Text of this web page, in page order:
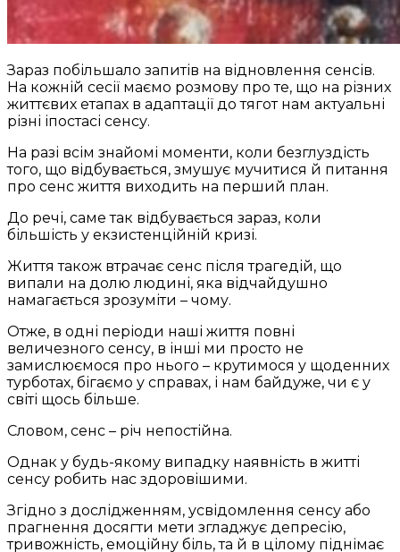
Зараз побільшало запитів на відновлення сенсів.
На кожній сесії маємо розмову про те, що на різних
життєвих етапах в адаптації до тягот нам актуальні
різні іпостасі сенсу.
На разі всім знайомі моменти, коли безглуздість
того, що відбувається, змушує мучитися й питання
про сенс життя виходить на перший план.
До речі, саме так відбувається зараз, коли
більшість у екзистенційній кризі.
Життя також втрачає сенс після трагедій, що
випали на долю людині, яка відчайдушно
намагається зрозуміти – чому.
Отже, в одні періоди наші життя повні
величезного сенсу, в інші ми просто не
замислюємося про нього – крутимося у щоденних
турботах, бігаємо у справах, і нам байдуже, чи є у
світі щось більше.
Словом, сенс – річ непостійна.
Однак у будь-якому випадку наявність в житті
сенсу робить нас здоровішими.
Згідно з дослідженням, усвідомлення сенсу або
прагнення досягти мети згладжує депресію,
тривожність, емоційну біль, та й в цілому піднімає